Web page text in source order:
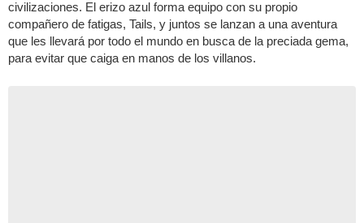
civilizaciones. El erizo azul forma equipo con su propio
compañero de fatigas, Tails, y juntos se lanzan a una aventura
que les llevará por todo el mundo en busca de la preciada gema,
para evitar que caiga en manos de los villanos.